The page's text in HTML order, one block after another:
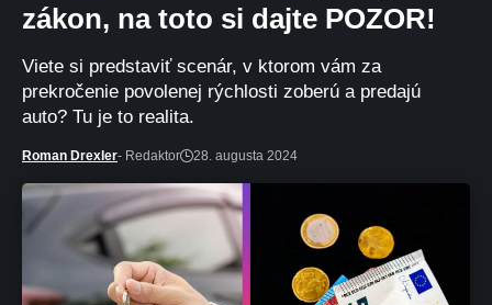
zákon, na toto si dajte POZOR!
Viete si predstaviť scenár, v ktorom vám za
prekročenie povolenej rýchlosti zoberú a predajú
auto? Tu je to realita.
Roman Drexler- Redaktor 28. augusta 2024